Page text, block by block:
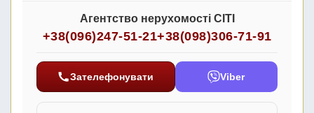
Агентство нерухомості СІТІ
+38(096)247-51-21+38(098)306-71-91
Зателефонувати Viber